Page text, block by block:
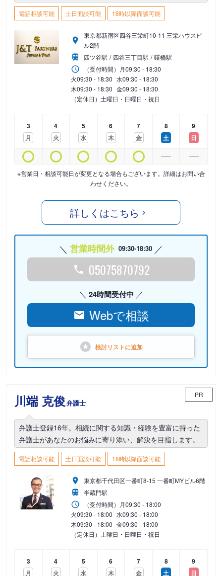
電話相談可能 土日面談可能 18時以降面談可能
東京都新宿区四谷三栄町10-11 三栄ハウスビ
ル2階
四ツ谷駅
四谷三丁目駅
曙橋駅
（受付時間） 月09:30 - 18:30
火09:30 - 18:30 水09:30 - 18:30
木09:30 - 18:30 金09:30 - 18:30
（定休日）土曜日・日曜日・祝日
3
月
4
火
5
水
6
木
7
金
8
土
9
日
※営業日・相談可能日が変更となる場合もございます。詳細はお問い合
わせください。
詳しくはこちら
営業時間外 09:30-18:30
05075870792
24時間受付中
Webで相談
検討リストに追加
川端 克俊弁護士
PR
弁護士登録16年。相続に関する知識・経験を豊富に持った
弁護士があなたのお悩みに寄り添い、解決を目指します。
電話相談可能 土日面談可能 18時以降面談可能
東京都千代田区一番町8-15 一番町MYビル6階
半蔵門駅
（受付時間） 月09:30 - 18:00
火09:30 - 18:00 水09:30 - 18:00
木09:30 - 18:00 金09:30 - 18:00
（定休日）土曜日・日曜日・祝日
3
月
4
火
5
水
6
木
7
金
8
土
9
日